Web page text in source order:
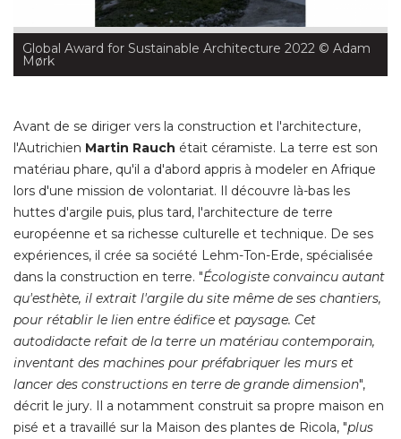
Global Award for Sustainable Architecture 2022 © Adam
Mørk
Avant de se diriger vers la construction et l'architecture,
l'Autrichien Martin Rauch était céramiste. La terre est son
matériau phare, qu'il a d'abord appris à modeler en Afrique
lors d'une mission de volontariat. Il découvre là-bas les
huttes d'argile puis, plus tard, l'architecture de terre
européenne et sa richesse culturelle et technique. De ses
expériences, il crée sa société Lehm-Ton-Erde, spécialisée
dans la construction en terre. "Écologiste convaincu autant
qu'esthète, il extrait l'argile du site même de ses chantiers,
pour rétablir le lien entre édifice et paysage. Cet
autodidacte refait de la terre un matériau contemporain,
inventant des machines pour préfabriquer les murs et
lancer des constructions en terre de grande dimension",
décrit le jury. Il a notamment construit sa propre maison en
pisé et a travaillé sur la Maison des plantes de Ricola, "plus